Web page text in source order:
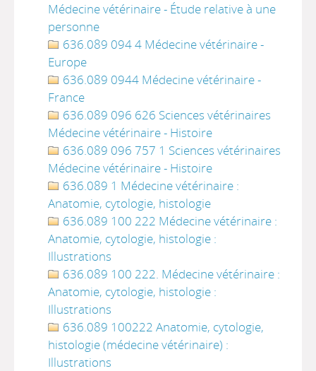
Médecine vétérinaire - Étude relative à une
personne
636.089 094 4 Médecine vétérinaire -
Europe
636.089 0944 Médecine vétérinaire -
France
636.089 096 626 Sciences vétérinaires
Médecine vétérinaire - Histoire
636.089 096 757 1 Sciences vétérinaires
Médecine vétérinaire - Histoire
636.089 1 Médecine vétérinaire :
Anatomie, cytologie, histologie
636.089 100 222 Médecine vétérinaire :
Anatomie, cytologie, histologie :
Illustrations
636.089 100 222. Médecine vétérinaire :
Anatomie, cytologie, histologie :
Illustrations
636.089 100222 Anatomie, cytologie,
histologie (médecine vétérinaire) :
Illustrations